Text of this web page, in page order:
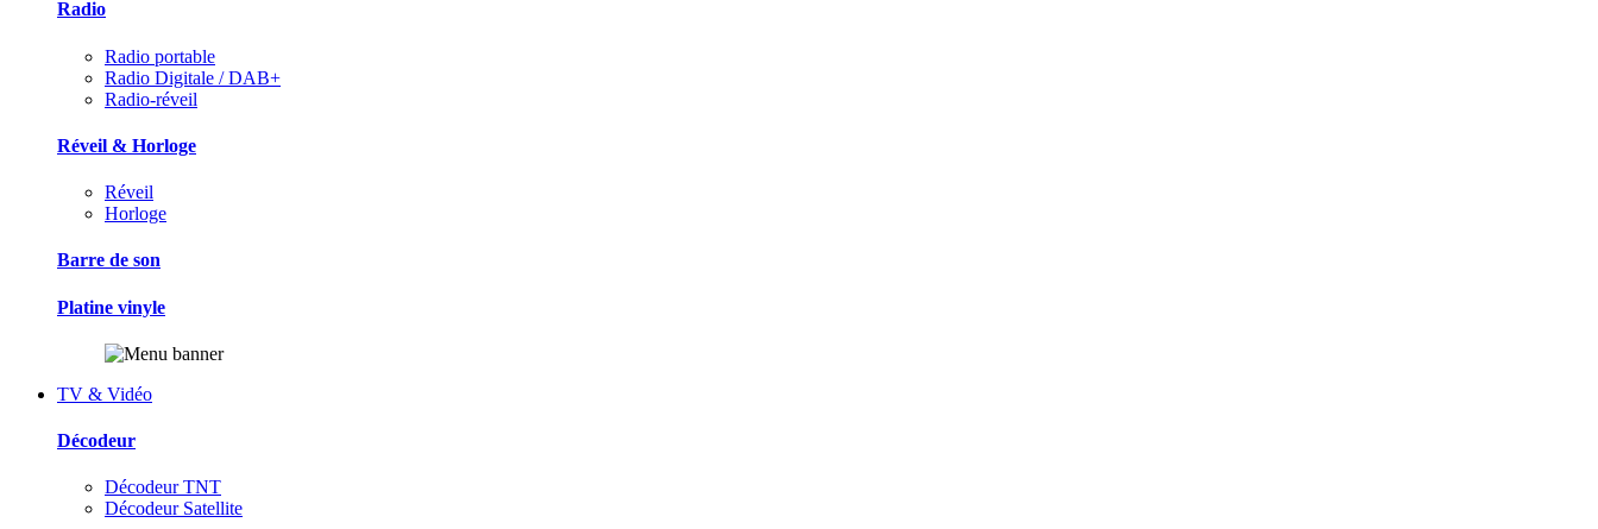
Radio
Radio portable
Radio Digitale / DAB+
Radio-réveil
Réveil & Horloge
Réveil
Horloge
Barre de son
Platine vinyle
TV & Vidéo
Décodeur
Décodeur TNT
Décodeur Satellite